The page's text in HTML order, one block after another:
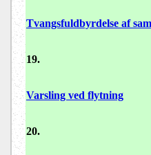
Tvangsfuldbyrdelse af
19.
Varsling ved flytning
20.